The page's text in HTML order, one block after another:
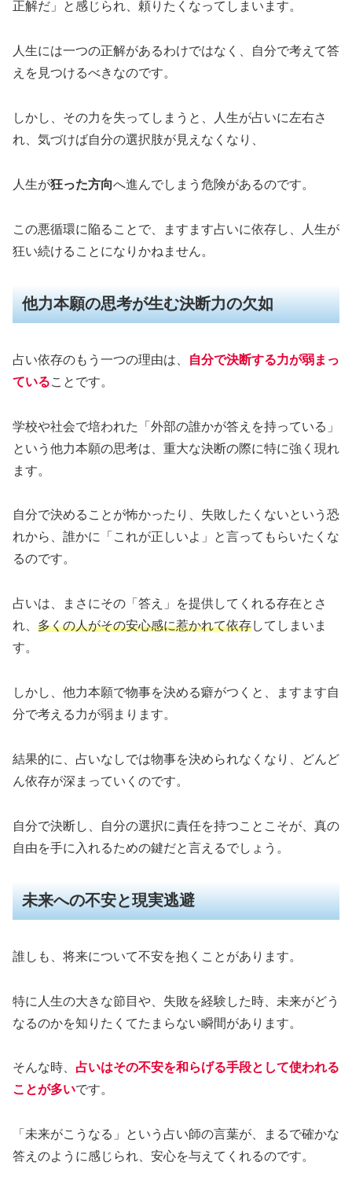
正解だ」と感じられ、頼りたくなってしまいます。
人生には一つの正解があるわけではなく、自分で考えて答
えを見つけるべきなのです。
しかし、その力を失ってしまうと、人生が占いに左右さ
れ、気づけば自分の選択肢が見えなくなり、
人生が狂った方向へ進んでしまう危険があるのです。
この悪循環に陥ることで、ますます占いに依存し、人生が
狂い続けることになりかねません。
他力本願の思考が生む決断力の欠如
占い依存のもう一つの理由は、
自分で決断する力が弱まっ
ていることです。
学校や社会で培われた「外部の誰かが答えを持っている」
という他力本願の思考は、重大な決断の際に特に強く現れ
ます。
自分で決めることが怖かったり、失敗したくないという恐
れから、誰かに「これが正しいよ」と言ってもらいたくな
るのです。
占いは、まさにその「答え」を提供してくれる存在とさ
れ、 多くの人がその安心感に惹かれて依存してしまいま
す。
しかし、他力本願で物事を決める癖がつくと、ますます自
分で考える力が弱まります。
結果的に、占いなしでは物事を決められなくなり、どんど
ん依存が深まっていくのです。
自分で決断し、自分の選択に責任を持つことこそが、真の
自由を手に入れるための鍵だと言えるでしょう。
未来への不安と現実逃避
誰しも、将来について不安を抱くことがあります。
特に人生の大きな節目や、失敗を経験した時、未来がどう
なるのかを知りたくてたまらない瞬間があります。
そんな時、 占いはその不安を和らげる手段として使われる
ことが多いです。
「未来がこうなる」という占い師の言葉が、まるで確かな
答えのように感じられ、安心を与えてくれるのです。